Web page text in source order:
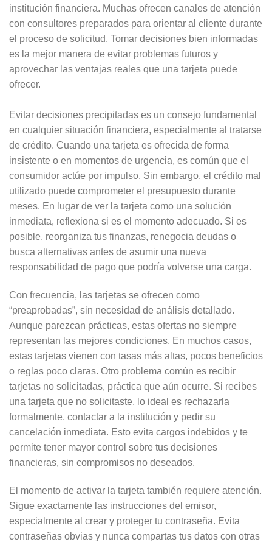
institución financiera. Muchas ofrecen canales de atención
con consultores preparados para orientar al cliente durante
el proceso de solicitud. Tomar decisiones bien informadas
es la mejor manera de evitar problemas futuros y
aprovechar las ventajas reales que una tarjeta puede
ofrecer.
Evitar decisiones precipitadas es un consejo fundamental
en cualquier situación financiera, especialmente al tratarse
de crédito. Cuando una tarjeta es ofrecida de forma
insistente o en momentos de urgencia, es común que el
consumidor actúe por impulso. Sin embargo, el crédito mal
utilizado puede comprometer el presupuesto durante
meses. En lugar de ver la tarjeta como una solución
inmediata, reflexiona si es el momento adecuado. Si es
posible, reorganiza tus finanzas, renegocia deudas o
busca alternativas antes de asumir una nueva
responsabilidad de pago que podría volverse una carga.
Con frecuencia, las tarjetas se ofrecen como
“preaprobadas”, sin necesidad de análisis detallado.
Aunque parezcan prácticas, estas ofertas no siempre
representan las mejores condiciones. En muchos casos,
estas tarjetas vienen con tasas más altas, pocos beneficios
o reglas poco claras. Otro problema común es recibir
tarjetas no solicitadas, práctica que aún ocurre. Si recibes
una tarjeta que no solicitaste, lo ideal es rechazarla
formalmente, contactar a la institución y pedir su
cancelación inmediata. Esto evita cargos indebidos y te
permite tener mayor control sobre tus decisiones
financieras, sin compromisos no deseados.
El momento de activar la tarjeta también requiere atención.
Sigue exactamente las instrucciones del emisor,
especialmente al crear y proteger tu contraseña. Evita
contraseñas obvias y nunca compartas tus datos con otras